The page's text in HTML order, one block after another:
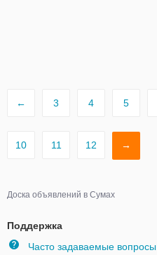
← 3 4 5
10 11 12 →
Доска объявлений в Сумах
Поддержка
Часто задаваемые вопросы